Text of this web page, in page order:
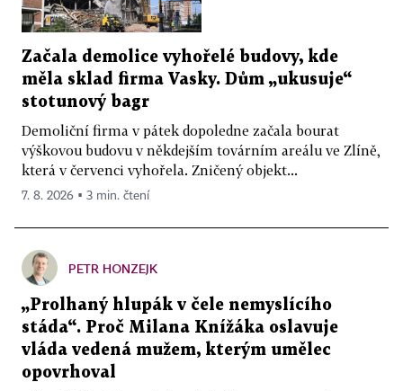
Začala demolice vyhořelé budovy, kde
měla sklad firma Vasky. Dům „ukusuje“
stotunový bagr
Demoliční firma v pátek dopoledne začala bourat
výškovou budovu v někdejším továrním areálu ve Zlíně,
která v červenci vyhořela. Zničený objekt...
7. 8. 2026 ▪ 3 min. čtení
PETR HONZEJK
„Prolhaný hlupák v čele nemyslícího
stáda“. Proč Milana Knížáka oslavuje
vláda vedená mužem, kterým umělec
opovrhoval